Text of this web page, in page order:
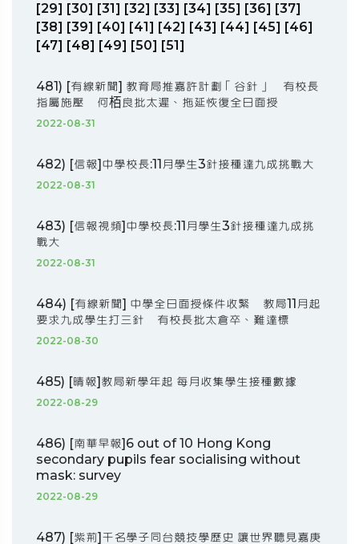
[29] [30] [31] [32] [33] [34] [35] [36] [37]
[38] [39] [40] [41] [42] [43] [44] [45] [46]
[47] [48] [49] [50] [51]
481) [有線新聞] 教育局推嘉許計劃「谷針」 有校長
指屬施壓 何栢良批太遲、拖延恢復全日面授
2022-08-31
482) [信報]中學校長:11月學生3針接種達九成挑戰大
2022-08-31
483) [信報視頻]中學校長:11月學生3針接種達九成挑
戰大
2022-08-31
484) [有線新聞] 中學全日面授條件收緊 教局11月起
要求九成學生打三針 有校長批太倉卒、難達標
2022-08-30
485) [晴報]教局新學年起 每月收集學生接種數據
2022-08-29
486) [南華早報]6 out of 10 Hong Kong
secondary pupils fear socialising without
mask: survey
2022-08-29
487) [紫荊]千名學子同台競技學歷史 讓世界聽見嘉庚